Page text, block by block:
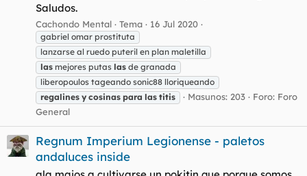
Saludos.
Cachondo Mental Tema 16 Jul 2020
gabriel omar prostituta
lanzarse al ruedo puteril en plan maletilla
las mejores putas las de granada
liberopoulos tageando sonic88 lloriqueando
regalines y cosinas para las titis Masunos: 203 Foro: Foro
General
Regnum Imperium Legionense - paletos
andaluces inside